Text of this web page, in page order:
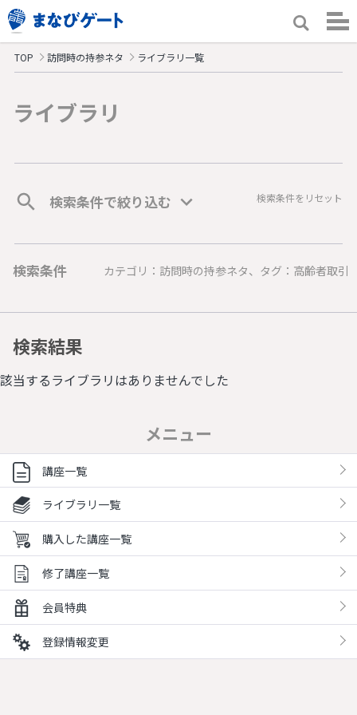
TOP 訪問時の持参ネタ ライブラリ一覧
ライブラリ
検索条件で絞り込む 検索条件をリセット
検索条件 カテゴリ：訪問時の持参ネタ、タグ：高齢者取引
検索結果
該当するライブラリはありませんでした
メニュー
講座一覧
ライブラリ一覧
購入した講座一覧
修了講座一覧
会員特典
登録情報変更